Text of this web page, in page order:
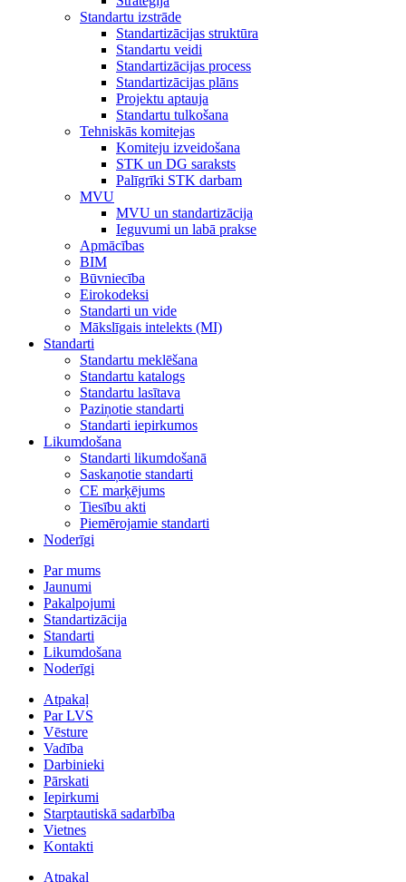
Standartu izstrāde
Standartizācijas struktūra
Standartu veidi
Standartizācijas process
Standartizācijas plāns
Projektu aptauja
Standartu tulkošana
Tehniskās komitejas
Komiteju izveidošana
STK un DG saraksts
Palīgrīki STK darbam
MVU
MVU un standartizācija
Ieguvumi un labā prakse
Apmācības
BIM
Būvniecība
Eirokodeksi
Standarti un vide
Mākslīgais intelekts (MI)
Standarti
Standartu meklēšana
Standartu katalogs
Standartu lasītava
Paziņotie standarti
Standarti iepirkumos
Likumdošana
Standarti likumdošanā
Saskaņotie standarti
CE marķējums
Tiesību akti
Piemērojamie standarti
Noderīgi
Par mums
Jaunumi
Pakalpojumi
Standartizācija
Standarti
Likumdošana
Noderīgi
Atpakaļ
Par LVS
Vēsture
Vadība
Darbinieki
Pārskati
Iepirkumi
Starptautiskā sadarbība
Vietnes
Kontakti
Atpakaļ